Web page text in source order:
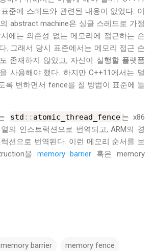
준에 스레드와 관련된 내용이 없었다. 이
abstract machine은 싱글 스레드로 가정
에는 의존성 없는 메모리에 접근하는 순
. 그래서 당시 표준에서는 메모리 접근 순
존재하지 않았고, 자신이 실행할 플랫폼
사용해야 했다. 하지만 C++11에서는 멀
록 변하면서 fence를 칠 방법이 표준에 들
std :: atomic_thread_fence는 x86
열의 인스트럭션으로 번역되고, ARM의 경
션으로 번역된다. 이런 메모리 순서를 보
을 memory barrier 혹은 memory
memory barrier memory fence